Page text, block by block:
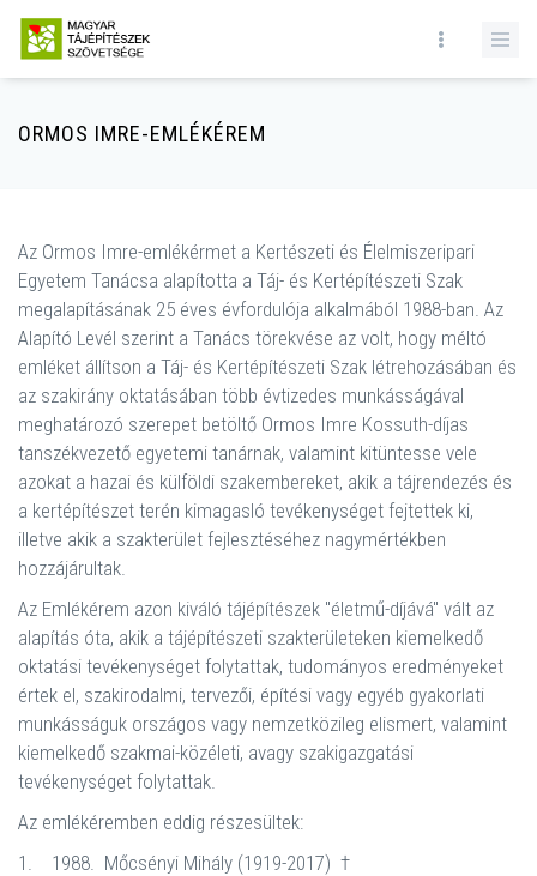
ORMOS IMRE-EMLÉKÉREM
Az Ormos Imre-emlékérmet a Kertészeti és Élelmiszeripari
Egyetem Tanácsa alapította a Táj- és Kertépítészeti Szak
megalapításának 25 éves évfordulója alkalmából 1988-ban. Az
Alapító Levél szerint a Tanács törekvése az volt, hogy méltó
emléket állítson a Táj- és Kertépítészeti Szak létrehozásában és
az szakirány oktatásában több évtizedes munkásságával
meghatározó szerepet betöltő Ormos Imre Kossuth-díjas
tanszékvezető egyetemi tanárnak, valamint kitüntesse vele
azokat a hazai és külföldi szakembereket, akik a tájrendezés és
a kertépítészet terén kimagasló tevékenységet fejtettek ki,
illetve akik a szakterület fejlesztéséhez nagymértékben
hozzájárultak.
Az Emlékérem azon kiváló tájépítészek "életmű-díjává" vált az
alapítás óta, akik a tájépítészeti szakterületeken kiemelkedő
oktatási tevékenységet folytattak, tudományos eredményeket
értek el, szakirodalmi, tervezői, építési vagy egyéb gyakorlati
munkásságuk országos vagy nemzetközileg elismert, valamint
kiemelkedő szakmai-közéleti, avagy szakigazgatási
tevékenységet folytattak.
Az emlékéremben eddig részesültek:
1. 1988. Mőcsényi Mihály (1919-2017) †